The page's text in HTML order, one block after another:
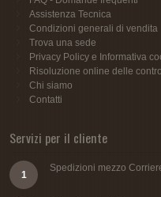
Assistenza Tecnica
Condizioni generali di vendita
Trova una sede
Privacy Policy e Informativa
Risoluzione online delle
Chi siamo
Contatti
Servizi per il cliente
1
Spedizioni mezzo